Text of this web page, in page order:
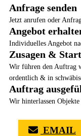
Anfrage senden
Jetzt anrufen oder
Angebot
Individuelles Angebot
Zusagen &
Wir führen den Auftrag
ordentlich & in
Auftrag
Wir hinterlassen
EMAIL